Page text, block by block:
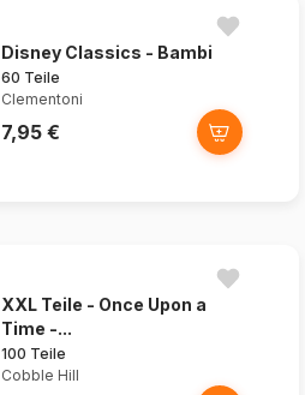
Disney Classics - Bambi
60 Teile
Clementoni
7,95 €
XXL Teile - Once Upon a
Time -...
100 Teile
Cobble Hill